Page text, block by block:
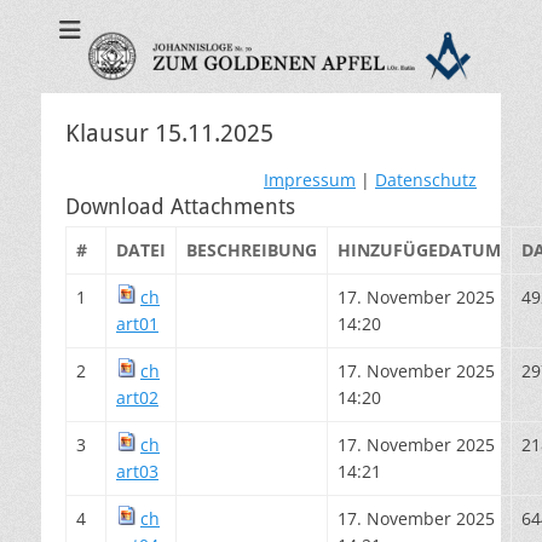
Zum Goldenen
Apfel - Freimaurer
Klausur 15.11.2025
Impressum | Datenschutz
Download Attachments
# DATEI BESCHREIBUNG HINZUFÜGEDATUM
1
ch
art01
17. November 2025
14:20
2
ch
art02
17. November 2025
14:20
3
ch
art03
17. November 2025
14:21
4
ch
17. November 2025